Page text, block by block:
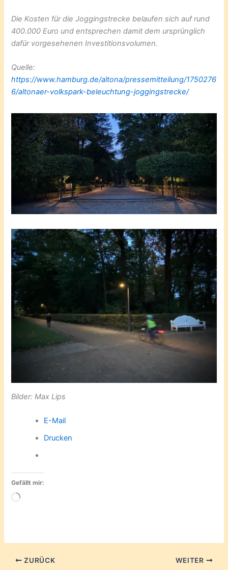
Die Kosten für die Joggingstrecke belaufen sich auf rund
400.000 Euro und entsprechen damit dem ursprünglich
dafür vorgesehenen Investitionsvolumen.
Quelle:
https://www.hamburg.de/altona/pressemitteilung/1750276
6/altonaer-volkspark-beleuchtung-joggingstrecke/
Bilder: Max Lips
E-Mail
Drucken
Gefällt mir:
Wird
ZURÜCK WEITER